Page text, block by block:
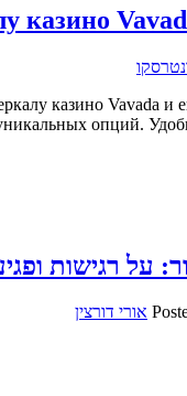
казино
казино Vavada и
опций.
על רגישות
אורי דורצין